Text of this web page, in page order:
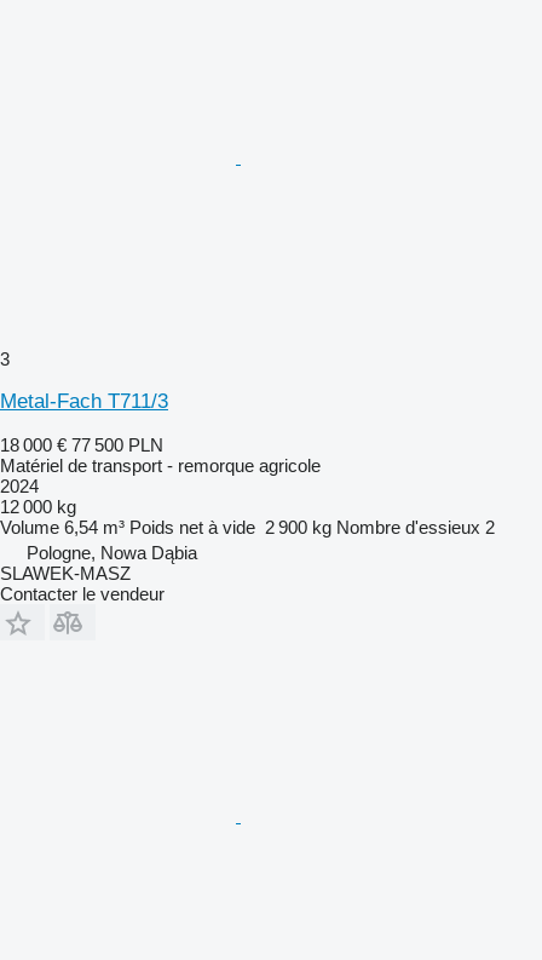
3
Metal-Fach T711/3
18 000 € 77 500 PLN
Matériel de transport - remorque agricole
2024
12 000 kg
Volume 6,54 m³ Poids net à vide 2 900 kg Nombre d'essieux 2
Pologne, Nowa Dąbia
SLAWEK-MASZ
Contacter le vendeur